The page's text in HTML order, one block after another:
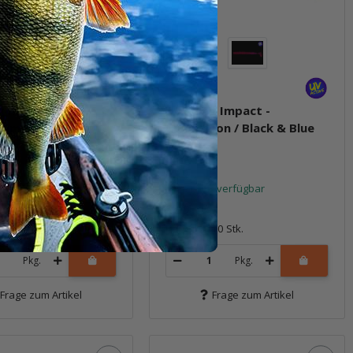
Impact -
Shad
verfügbar
Stk.
Pkg.
Frage zum Artikel
3" Swing Impact -
Chameleon / Black & Blue
FLK
Sofort verfügbar
5,99 €
Packung: 10 Stk.
Pkg.
Frage zum Artikel